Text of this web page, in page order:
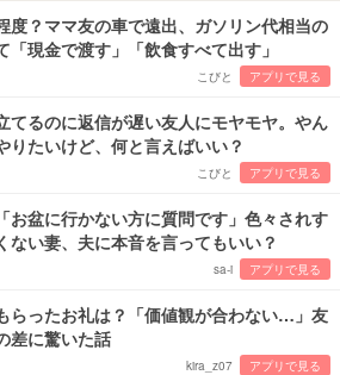
度？ママ友の車で遠出、ガソリン代相当の
「現金で渡す」「飲食すべて出す」
こびと アプリで見る
てるのに返信が遅い友人にモヤモヤ。やん
りたいけど、何と言えばいい？
こびと アプリで見る
お盆に行かない方に質問です」色々されす
ない妻、夫に本音を言ってもいい？
sa-i アプリで見る
らったお礼は？「価値観が合わない…」友
差に驚いた話
kira_z07 アプリで見る